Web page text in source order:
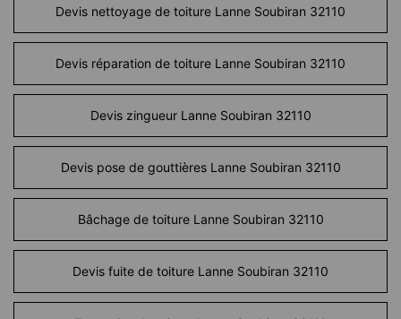
Devis nettoyage de toiture Lanne Soubiran 32110
Devis réparation de toiture Lanne Soubiran 32110
Devis zingueur Lanne Soubiran 32110
Devis pose de gouttières Lanne Soubiran 32110
Bâchage de toiture Lanne Soubiran 32110
Devis fuite de toiture Lanne Soubiran 32110